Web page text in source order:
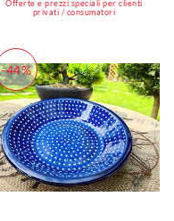
Offerte e prezzi speciali per clienti
privati / consumatori
-44%